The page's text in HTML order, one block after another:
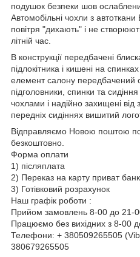
подушок безпеки шов
Автомобільні чохли з
повітря "дихають" і не
літній час.
В конструкції передбачені
підлокітника і кишені на
елемент салону передбачений
підголовники, спинки та
чохлами і надійно захищені
передніх сидіннях вишитий
Відправляємо Новою поштою по
безкоштовно.
Форма оплати
1) післяплата
2) Переказ на карту приват
3) Готівковий розрахунок
Наш графік роботи :
Прийом замовлень 8-00 до 21-
Працюємо без вихідних з 8-00
Телефони: + 380509265505
380679265505